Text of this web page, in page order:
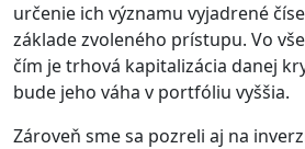
určenie ich významu vyjadrené
základe zvoleného prístupu. Vo
čím je trhová kapitalizácia danej
bude jeho váha v portfóliu vyššia.
Zároveň sme sa pozreli aj na